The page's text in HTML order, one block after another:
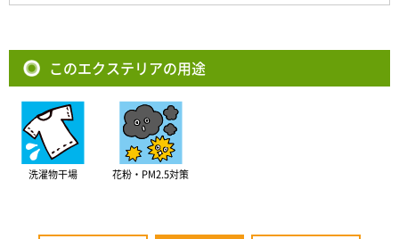
このエクステリアの用途
洗濯物干場 花粉・PM2.5対策